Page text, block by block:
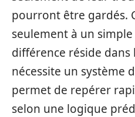
pourront être gardés.
seulement à un
différence réside dans
nécessite un système
permet de repérer
selon une logique